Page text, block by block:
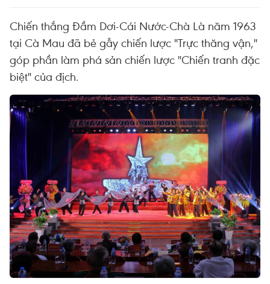
Chiến thắng Đầm Dơi-Cái Nước-Chà Là năm 1963
tại Cà Mau đã bẻ gẫy chiến lược "Trực thăng vận,"
góp phần làm phá sản chiến lược "Chiến tranh đặc
biệt" của địch.